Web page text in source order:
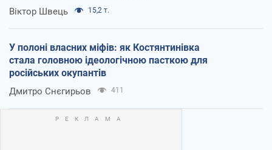
Віктор Швець 15,2 т.
У полоні власних міфів: як Костянтинівка
стала головною ідеологічною пасткою для
російських окупантів
Дмитро Снєгирьов 411